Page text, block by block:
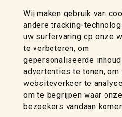
Wij maken gebruik van
andere tracking-
uw surfervaring op onze
te verbeteren, om
gepersonaliseerde
advertenties te tonen, om
websiteverkeer te
om te begrijpen waar onze
bezoekers vandaan
zwolle@weidelco.nl